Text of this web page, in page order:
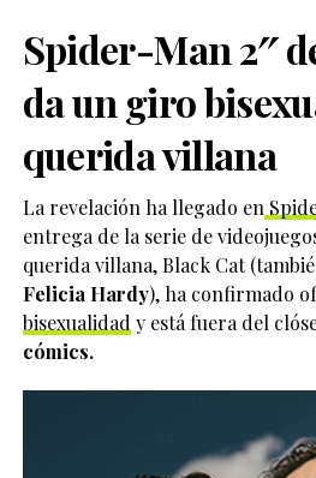
Spider-Man 2″
da un giro
querida villana
La revelación ha llegado en
entrega de la serie de
querida villana, Black Cat
Felicia Hardy), ha confirmado
bisexualidad y está fuera del
cómics.